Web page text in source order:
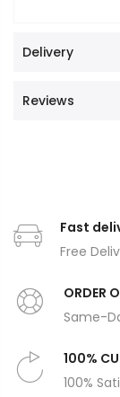
Delivery
Reviews
Fast
Free
ORDER
Same-
100%
100%